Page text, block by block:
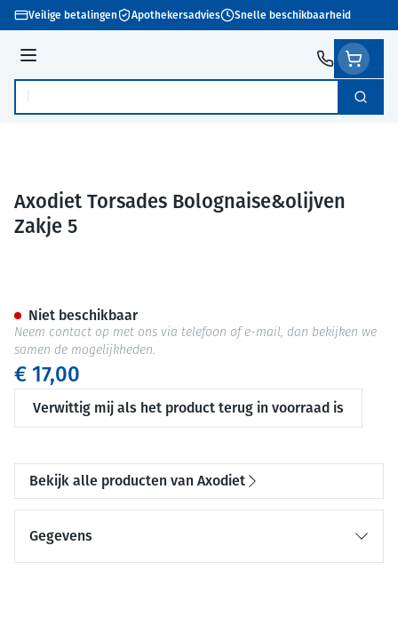
Ga naar de inhoud
Veilige betalingen Apothekersadvies Snelle beschikbaarheid
Menu
Product, merk, categorie... Zoek
Axodiet Torsades Bolognaise&olijven
Zakje 5
€ 17,00
Verwittig mij als het product terug in voorraad is
Niet beschikbaar
Neem contact op met ons via telefoon of e-mail, dan bekijken we
samen de mogelijkheden.
Bekijk alle producten van Axodiet
Gegevens